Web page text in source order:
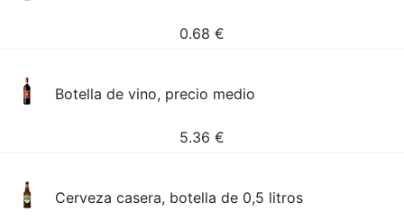
0.68 €
Botella de vino, precio medio
5.36 €
Cerveza casera, botella de 0,5 litros